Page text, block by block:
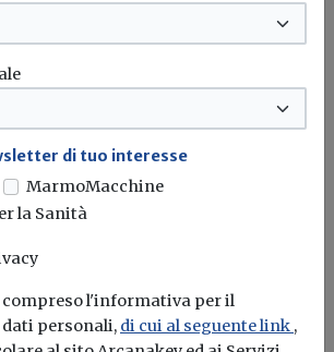
all'infrarosso, pubblicata
11867:2022
uni
di tuo interesse
MarmoMacchine
la Sanità
l'informativa per il
personali, di cui al seguente link ,